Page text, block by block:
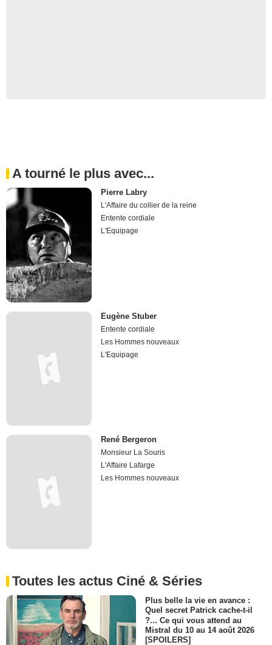
A tourné le plus avec...
Pierre Labry
L'Affaire du collier de la reine
Entente cordiale
L'Equipage
Eugène Stuber
Entente cordiale
Les Hommes nouveaux
L'Equipage
René Bergeron
Monsieur La Souris
L'Affaire Lafarge
Les Hommes nouveaux
Toutes les actus Ciné & Séries
Plus belle la vie en avance :
Quel secret Patrick cache-t-il
?... Ce qui vous attend au
Mistral du 10 au 14 août 2026
[SPOILERS]